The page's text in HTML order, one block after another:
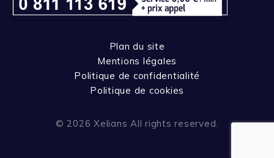
Plan du site
Mentions légales
Politique de confidentialité
Politique de cookies
© 2026 Xelians All rights reserved.